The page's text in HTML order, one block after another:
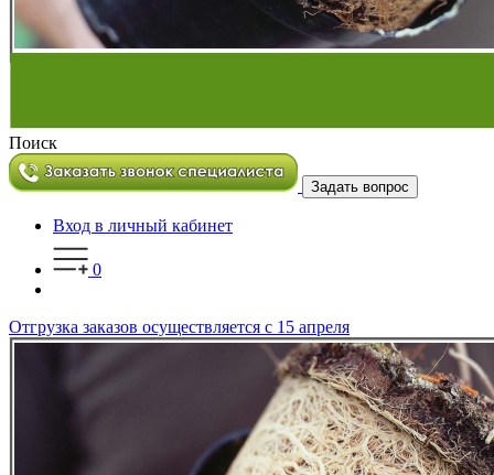
Поиск
Задать вопрос
Вход в личный кабинет
0
Отгрузка заказов осуществляется с 15 апреля